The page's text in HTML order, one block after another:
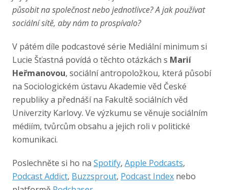
působit na společnost nebo jednotlivce? A jak používat
sociální sítě, aby nám to prospívalo?
V pátém díle podcastové série Mediální minimum si
Lucie Šťastná povídá o těchto otázkách s Marií
Heřmanovou, sociální antropoložkou, která působí
na Sociologickém ústavu Akademie věd České
republiky a přednáší na Fakultě sociálních věd
Univerzity Karlovy. Ve výzkumu se věnuje sociálním
médiím, tvůrcům obsahu a jejich roli v politické
komunikaci.
Poslechněte si ho na Spotify, Apple Podcasts,
Podcast Addict, Buzzsprout, Podcast Index nebo